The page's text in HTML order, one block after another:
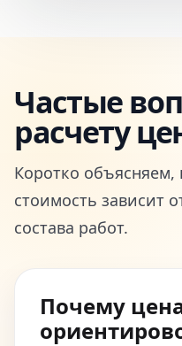
Частые
расчету
Коротко объясняем,
стоимость зависит
состава работ.
Почему